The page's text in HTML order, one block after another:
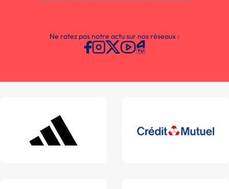
Ne ratez pas notre actu sur nos réseaux :